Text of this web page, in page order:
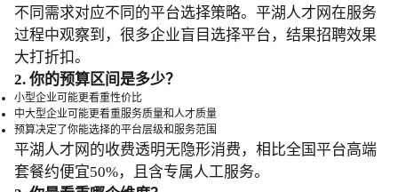
不同需求对应不同的平台选择策略。平湖人才网在服务
过程中观察到，很多企业盲目选择平台，结果招聘效果
大打折扣。
2. 你的预算区间是多少？
小型企业可能更看重性价比
中大型企业可能更看重服务质量和人才质量
预算决定了你能选择的平台层级和服务范围
平湖人才网的收费透明无隐形消费，相比全国平台高端
套餐约便宜50%，且含专属人工服务。